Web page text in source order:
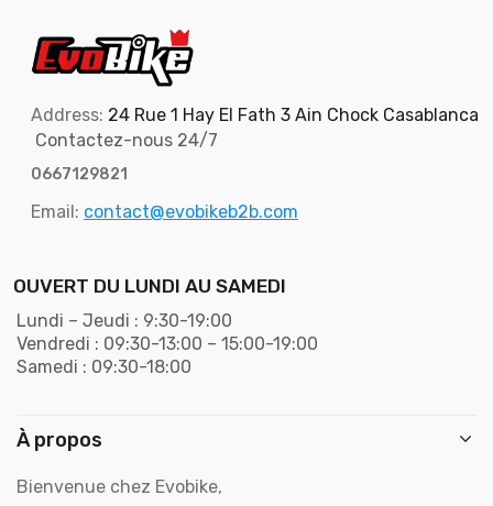
Address: 24 Rue 1 Hay El Fath 3 Ain Chock Casablanca
Contactez-nous 24/7
0667129821
Email: contact@evobikeb2b.com
OUVERT DU LUNDI AU SAMEDI
Lundi – Jeudi : 9:30-19:00
Vendredi : 09:30-13:00 – 15:00-19:00
Samedi : 09:30-18:00
À propos
Bienvenue chez Evobike,